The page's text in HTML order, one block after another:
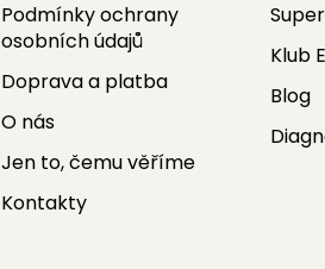
Podmínky ochrany
osobních údajů
Doprava a platba
O nás
Jen to, čemu věříme
Kontakty
Klub
Blog